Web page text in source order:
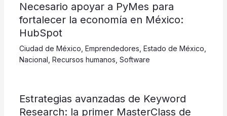
​​​​​Necesario apoyar a PyMes para
fortalecer la economía en México:
HubSpot
Ciudad de México Emprendedores Estado de México
Nacional Recursos humanos Software
Estrategias avanzadas de Keyword
Research: la primer MasterClass de